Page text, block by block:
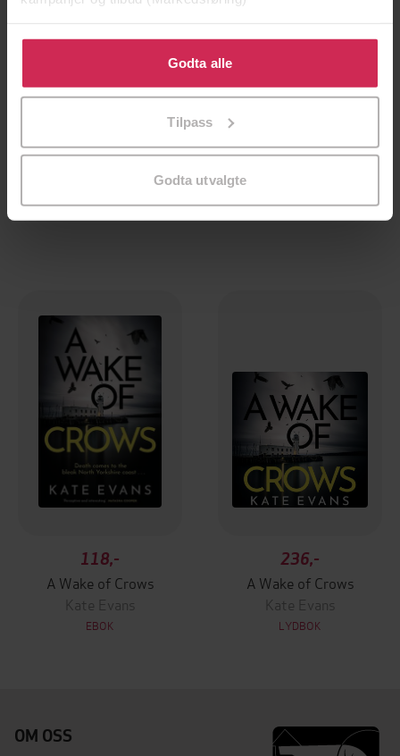
Klikk på «Godta alle» for å gi oss ditt samtykke til å
bruke cookies for alle disse formålene. Du kan også
tilpasse ditt samtykke til spesifikke formål ved å klikke
Godta alle
Tilpass
Godta utvalgte
118,-
118,-
Drowning Not Waving
118,-
A Wake of Crows
Kate Evans
EBOK
236,-
A Wake of Crows
Kate Evans
LYDBOK
OM OSS